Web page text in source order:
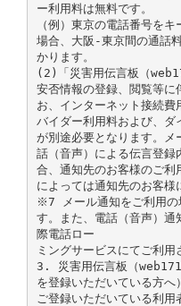
ー利用料は無料です。
（例）東京の電話番号を
場合、大阪-東京間の通話
かります。
(2)「災害用伝言板（
安否情報の登録、閲覧等に
お、インターネット接続費
バイダー利用料および、ダ
が別途必要となります。メ
話（音声）による伝言登録
合、通知先のお客様のご
によっては通知先のお客様
※7 メール通知をご利用の
す。また、電話（音声）通
際電話ロー
ミングサービスにてご利用
3. 災害用伝言板（
を登録いただいている方へ）
ご登録いただいている利用